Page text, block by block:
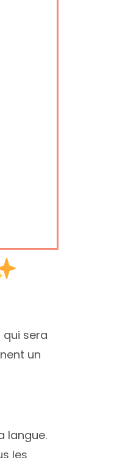
qui sera
un
langue.
les